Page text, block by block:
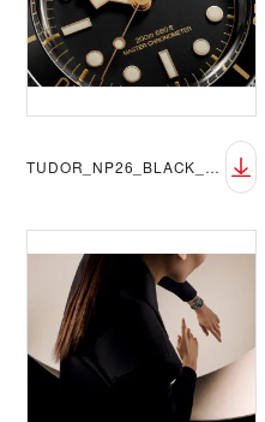
TUDOR_NP26_BLACK_BAY_58_LIFESTYLE_1